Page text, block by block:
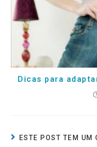
Dicas para
ESTE POST TEM UM